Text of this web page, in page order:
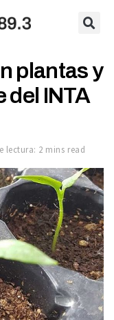
plantas y
del INTA
lectura: 2 mins read